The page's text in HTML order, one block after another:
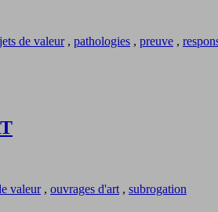
de valeur, pathologies , preuve ,
valeur, ouvrages d'art , subrogation